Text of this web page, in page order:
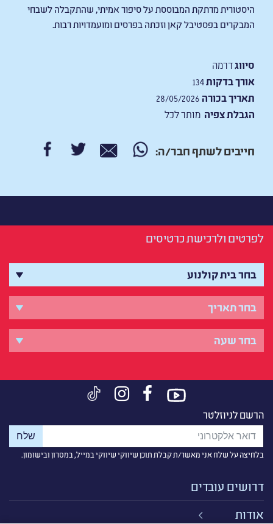
היסטורית מרתקת המבוססת על סיפור אמיתי, שהתקבלה לשבחי
המבקרים בפסטיבל קאן וזכתה בפרסים ומועמדויות רבות.
סיווגדרמה
אורך בדקות
תאריך בכורה
הגבלת צפיה מותר לכל
חייבים לשתף חבר/ה:
לפרטים ולרכישת כרטיסים
הרשם לניוזלטר
בלחיצה על שלח אני מאשר/ת קבלת תוכן שיווקי שיווקי במייל, במסרון ובישומון.
דרושים עובדים
אודות